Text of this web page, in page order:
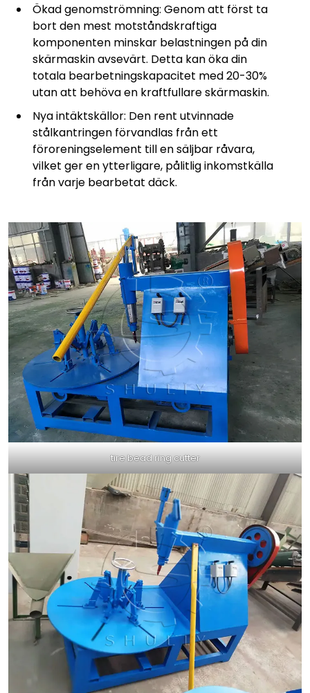
Ökad genomströmning: Genom att först ta
bort den mest motståndskraftiga
komponenten minskar belastningen på din
skärmaskin avsevärt. Detta kan öka din
totala bearbetningskapacitet med 20-30%
utan att behöva en kraftfullare skärmaskin.
Nya intäktskällor: Den rent utvinnade
stålkantringen förvandlas från ett
föroreningselement till en säljbar råvara,
vilket ger en ytterligare, pålitlig inkomstkälla
från varje bearbetat däck.
tire bead ring cutter